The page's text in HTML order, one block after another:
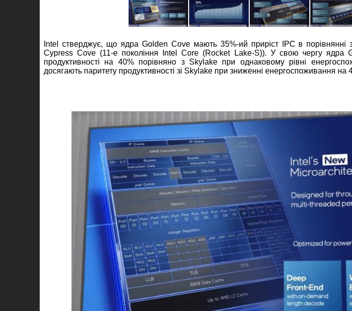
Intel стверджує, що ядра Golden Cove мають 35%-ий приріст IPC в порівнянні
Cypress Cove (11-е покоління Intel Core (Rocket Lake-S)). У свою чергу ядра
продуктивності на 40% порівняно з Skylake при однаковому рівні
досягають паритету продуктивності зі Skylake при зниженні енергоспоживання на